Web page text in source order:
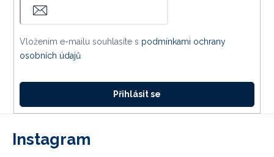
Vložením e-mailu souhlasíte s podmínkami ochrany
osobních údajů
Přihlásit se
Instagram